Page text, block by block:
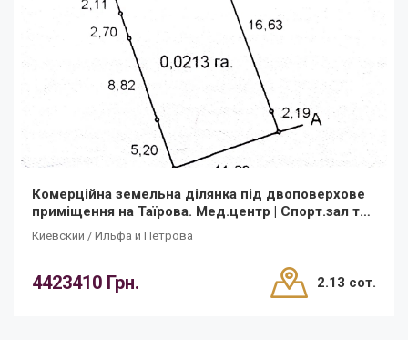
Комерційна земельна ділянка під двоповерхове
приміщення на Таїрова. Мед.центр | Спорт.зал та
інше. ДЕРЖ.АКТ
Киевский / Ильфа и Петрова
4423410 Грн. 2.13 сот.